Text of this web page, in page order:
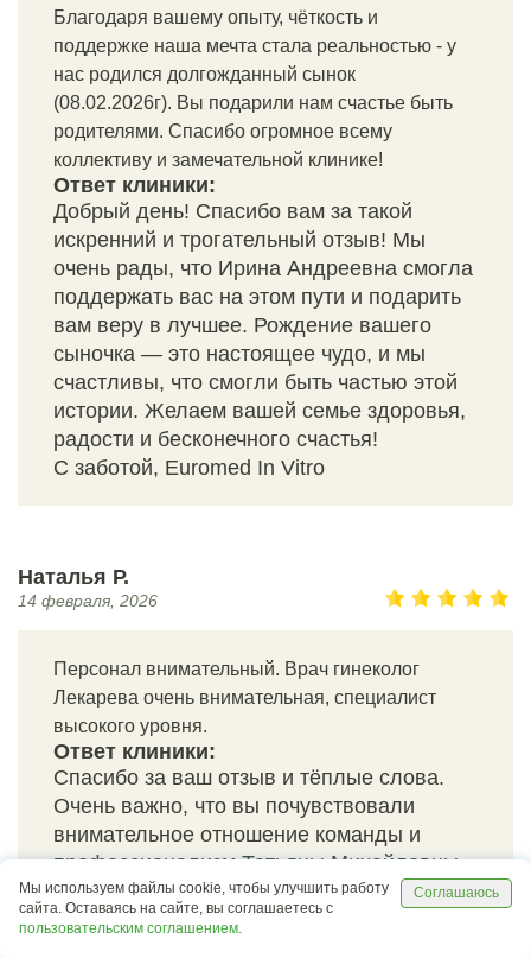
Благодаря вашему опыту, чёткость и
поддержке наша мечта стала реальностью - у
нас родился долгожданный сынок
(08.02.2026г). Вы подарили нам счастье быть
родителями. Спасибо огромное всему
коллективу и замечательной клинике!
Ответ клиники:
Добрый день! Спасибо вам за такой
искренний и трогательный отзыв! Мы
очень рады, что Ирина Андреевна смогла
поддержать вас на этом пути и подарить
вам веру в лучшее. Рождение вашего
сыночка — это настоящее чудо, и мы
счастливы, что смогли быть частью этой
истории. Желаем вашей семье здоровья,
радости и бесконечного счастья!
С заботой, Euromed In Vitro
Наталья Р.
14 февраля, 2026
Персонал внимательный. Врач гинеколог
Лекарева очень внимательная, специалист
высокого уровня.
Ответ клиники:
Спасибо за ваш отзыв и тёплые слова.
Очень важно, что вы почувствовали
внимательное отношение команды и
профессионализм Татьяны Михайловны
Лекаревой. Обязательно передадим
доктору вашу благодарность. Желаем
Мы используем файлы cookie, чтобы улучшить работу
сайта. Оставаясь на сайте, вы соглашаетесь с
пользовательским соглашением.
Соглашаюсь